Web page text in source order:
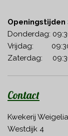
Openingstijden
Donderdag:
Vrijdag: 09:30
Zaterdag:
Contact
Kwekerij Weigelia
Westdijk 4